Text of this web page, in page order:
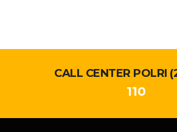
CALL CENTER POLRI
110